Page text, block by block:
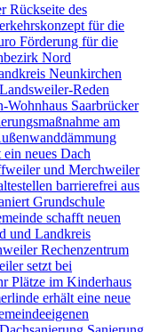
Rückseite des
für die
Förderung für die
Nord
Neunkirchen
Reden
Wohnhaus Saarbrücker
am
neues Dach
und Merchweiler
barrierefrei aus
Grundschule
schafft neuen
und Landkreis
Rechenzentrum
setzt bei
Plätze im Kinderhaus
erhält eine neue